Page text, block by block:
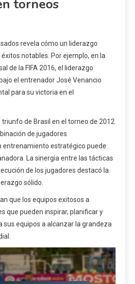
torneos
revela cómo un liderazgo
notables. Por ejemplo, en la
de la FIFA 2016, el liderazgo
el entrenador José Venancio
para su victoria en el
triunfo de Brasil en el torneo de 2012
de jugadores
entrenamiento estratégico puede
La sinergia entre las tácticas
de los jugadores destacó la
sólido.
que los equipos exitosos a
que pueden inspirar, planificar y
sus equipos a alcanzar la grandeza